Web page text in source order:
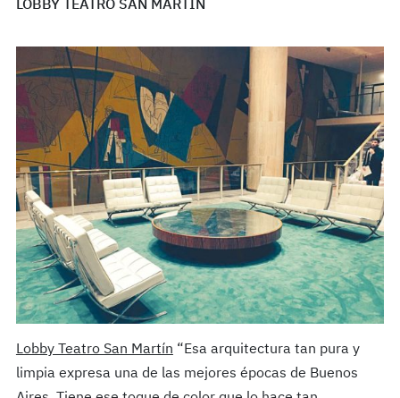
LOBBY TEATRO SAN MARTÍN
Lobby Teatro San Martín “Esa arquitectura tan pura y
limpia expresa una de las mejores épocas de Buenos